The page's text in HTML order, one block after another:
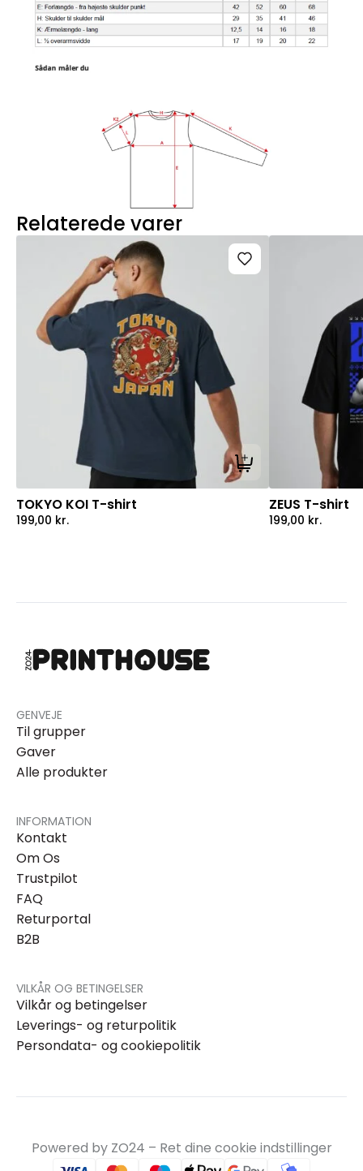
Relaterede varer
Tilføj til kurv
TOKYO KOI T-shirt
199,00 kr.
ZEUS T-shirt
199,00 kr.
GENVEJE
Til grupper
Gaver
Alle produkter
INFORMATION
Kontakt
Om Os
Trustpilot
FAQ
Returportal
B2B
VILKÅR OG BETINGELSER
Vilkår og betingelser
Leverings- og returpolitik
Persondata- og cookiepolitik
Powered by ZO24 – Ret dine cookie indstillinger